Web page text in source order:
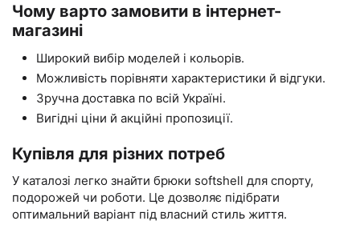
Чому варто замовити в інтернет-
магазині
Широкий вибір моделей і кольорів.
Можливість порівняти характеристики й відгуки.
Зручна доставка по всій Україні.
Вигідні ціни й акційні пропозиції.
Купівля для різних потреб
У каталозі легко знайти брюки softshell для спорту,
подорожей чи роботи. Це дозволяє підібрати
оптимальний варіант під власний стиль життя.